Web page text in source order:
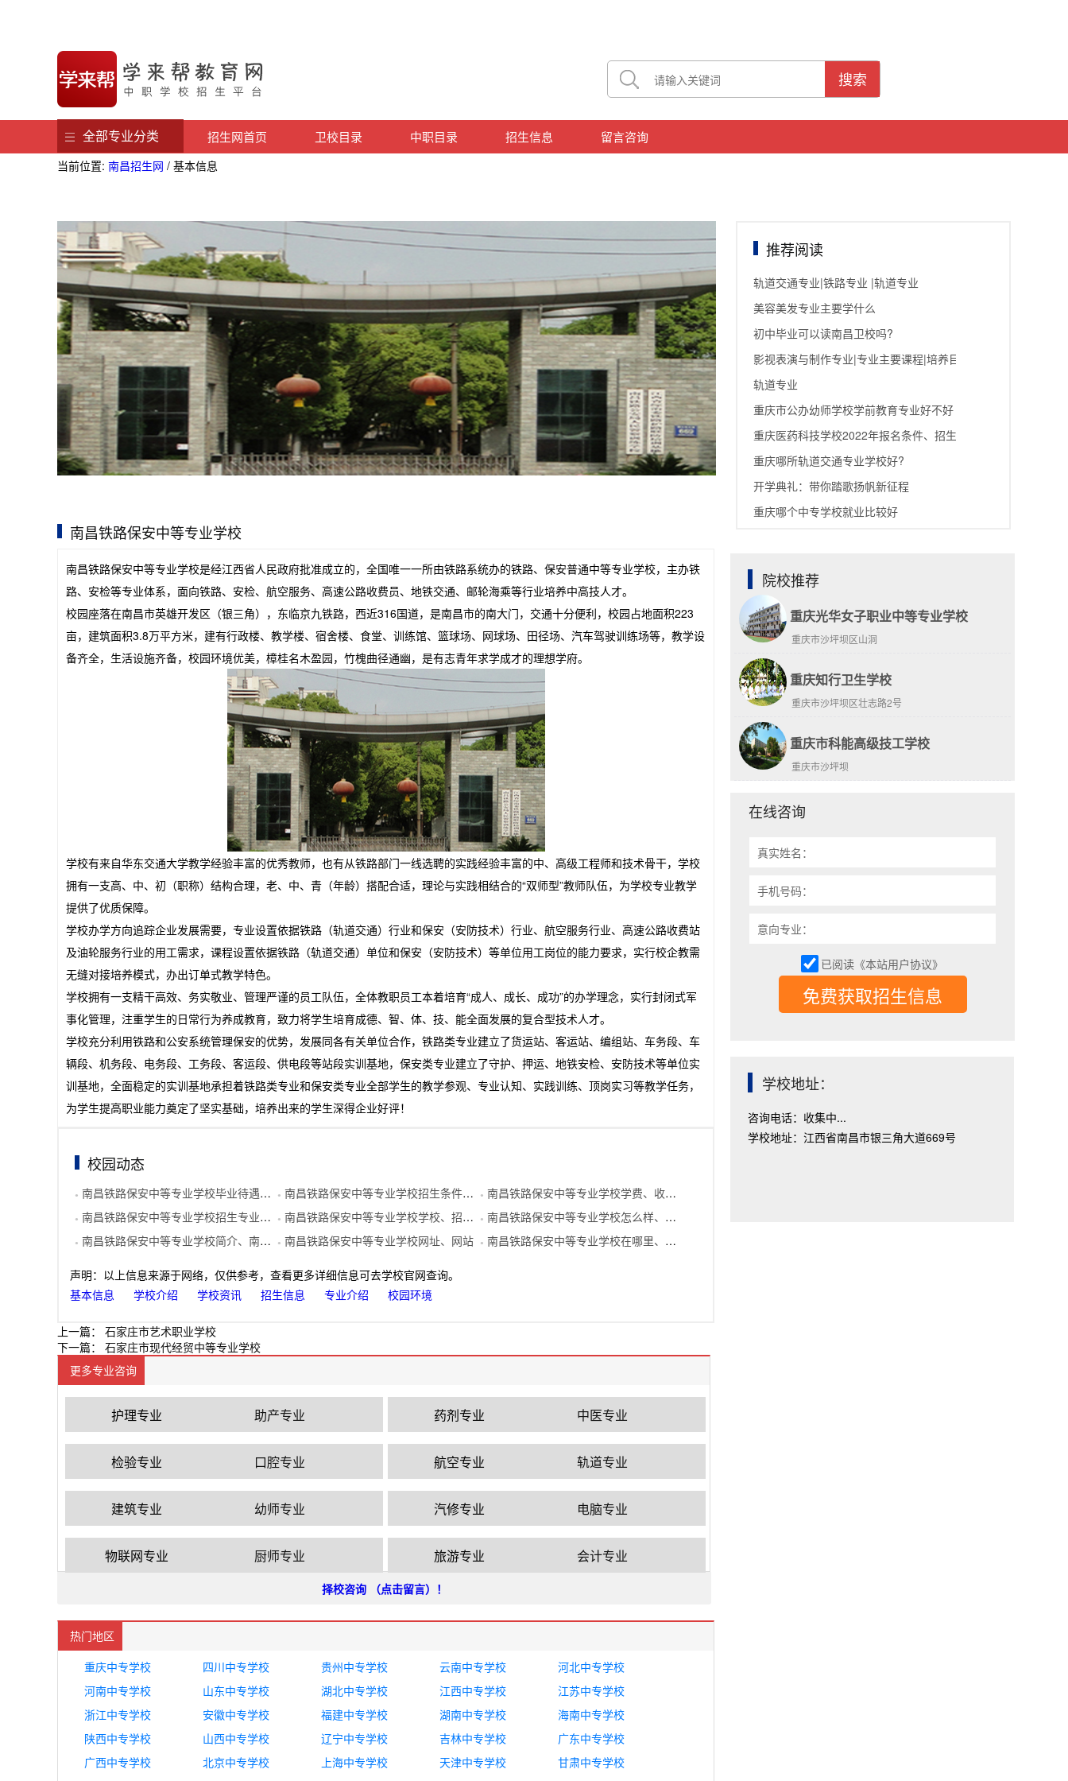
搜索
招生网首页 卫校目录 中职目录 招生信息 留言咨询
全部专业分类
当前位置: 南昌招生网 / 基本信息
推荐阅读
轨道交通专业|铁路专业 |轨道专业
美容美发专业主要学什么
初中毕业可以读南昌卫校吗?
影视表演与制作专业|专业主要课程|培养目标
轨道专业
重庆市公办幼师学校学前教育专业好不好
重庆医药科技学校2022年报名条件、招生要求、招生对象
重庆哪所轨道交通专业学校好?
开学典礼：带你踏歌扬帆新征程
重庆哪个中专学校就业比较好
南昌铁路保安中等专业学校
南昌铁路保安中等专业学校是经江西省人民政府批准成立的，全国唯一一所由铁路系统办的铁路、保安普通中等专业学校，主办铁
路、安检等专业体系，面向铁路、安检、航空服务、高速公路收费员、地铁交通、邮轮海乘等行业培养中高技人才。
校园座落在南昌市英雄开发区（银三角），东临京九铁路，西近316国道，是南昌市的南大门，交通十分便利，校园占地面积223
亩，建筑面积3.8万平方米，建有行政楼、教学楼、宿舍楼、食堂、训练馆、篮球场、网球场、田径场、汽车驾驶训练场等，教学设
备齐全，生活设施齐备，校园环境优美，樟桂名木盈园，竹槐曲径通幽，是有志青年求学成才的理想学府。
学校有来自华东交通大学教学经验丰富的优秀教师，也有从铁路部门一线选聘的实践经验丰富的中、高级工程师和技术骨干，学校
拥有一支高、中、初（职称）结构合理，老、中、青（年龄）搭配合适，理论与实践相结合的“双师型”教师队伍，为学校专业教学
提供了优质保障。
学校办学方向追踪企业发展需要，专业设置依据铁路（轨道交通）行业和保安（安防技术）行业、航空服务行业、高速公路收费站
及油轮服务行业的用工需求，课程设置依据铁路（轨道交通）单位和保安（安防技术）等单位用工岗位的能力要求，实行校企教需
无缝对接培养模式，办出订单式教学特色。
学校拥有一支精干高效、务实敬业、管理严谨的员工队伍，全体教职员工本着培育“成人、成长、成功”的办学理念，实行封闭式军
事化管理，注重学生的日常行为养成教育，致力将学生培育成德、智、体、技、能全面发展的复合型技术人才。
学校充分利用铁路和公安系统管理保安的优势，发展同各有关单位合作，铁路类专业建立了货运站、客运站、编组站、车务段、车
辆段、机务段、电务段、工务段、客运段、供电段等站段实训基地，保安类专业建立了守护、押运、地铁安检、安防技术等单位实
训基地，全面稳定的实训基地承担着铁路类专业和保安类专业全部学生的教学参观、专业认知、实践训练、顶岗实习等教学任务，
为学生提高职业能力奠定了坚实基础，培养出来的学生深得企业好评！
校园动态
● 南昌铁路保安中等专业学校毕业待遇、有什么毕业待遇 ● 南昌铁路保安中等专业学校招生条件、招生分数、招生要求 ● 南昌铁路保安中等专业学校学费、收费标准
● 南昌铁路保安中等专业学校招生专业、招生专业有哪些 ● 南昌铁路保安中等专业学校学校、招生计划、招生条件 ● 南昌铁路保安中等专业学校怎么样、学校好不好
● 南昌铁路保安中等专业学校简介、南昌铁路保安中等专业学校介绍 ● 南昌铁路保安中等专业学校网址、网站 ● 南昌铁路保安中等专业学校在哪里、地址在哪里
声明：以上信息来源于网络，仅供参考，查看更多详细信息可去学校官网查询。
基本信息
学校介绍 学校资讯 招生信息 专业介绍 校园环境
上一篇： 石家庄市艺术职业学校
下一篇： 石家庄市现代经贸中等专业学校
更多专业咨询
护理专业 助产专业 药剂专业 中医专业
检验专业 口腔专业 航空专业 轨道专业
建筑专业 幼师专业 汽修专业 电脑专业
物联网专业 厨师专业 旅游专业 会计专业
择校咨询 （点击留言）！
热门地区
重庆中专学校
四川中专学校 贵州中专学校 云南中专学校
河北中专学校
河南中专学校
山东中专学校 湖北中专学校 江西中专学校
江苏中专学校
浙江中专学校
安徽中专学校 福建中专学校 湖南中专学校
海南中专学校
陕西中专学校
山西中专学校 辽宁中专学校 吉林中专学校
广东中专学校
广西中专学校
北京中专学校 上海中专学校 天津中专学校
甘肃中专学校
院校推荐
重庆光华女子职业中等专业学校
重庆市沙坪坝区山洞
重庆知行卫生学校
重庆市沙坪坝区壮志路2号
重庆市科能高级技工学校
重庆市沙坪坝
在线咨询
真实姓名：
手机号码：
意向专业：
已阅读《本站用户协议》
免费获取招生信息
学校地址：
咨询电话：收集中...
学校地址：江西省南昌市银三角大道669号